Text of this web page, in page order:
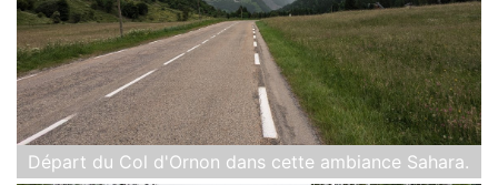
Départ du Col d'Ornon dans cette ambiance Sahara.